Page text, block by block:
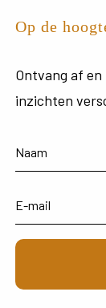
Op de
Ontvang af en
inzichten